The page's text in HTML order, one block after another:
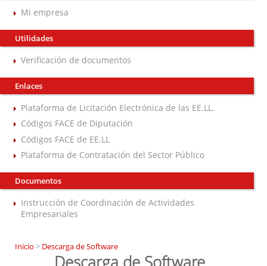
Mi empresa
Utilidades
Verificación de documentos
Enlaces
Plataforma de Licitación Electrónica de las EE.LL.
Códigos FACE de Diputación
Códigos FACE de EE.LL
Plataforma de Contratación del Sector Público
Documentos
Instrucción de Coordinación de Actividades
Empresariales
Inicio > Descarga de Software